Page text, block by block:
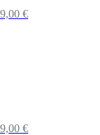
€
€